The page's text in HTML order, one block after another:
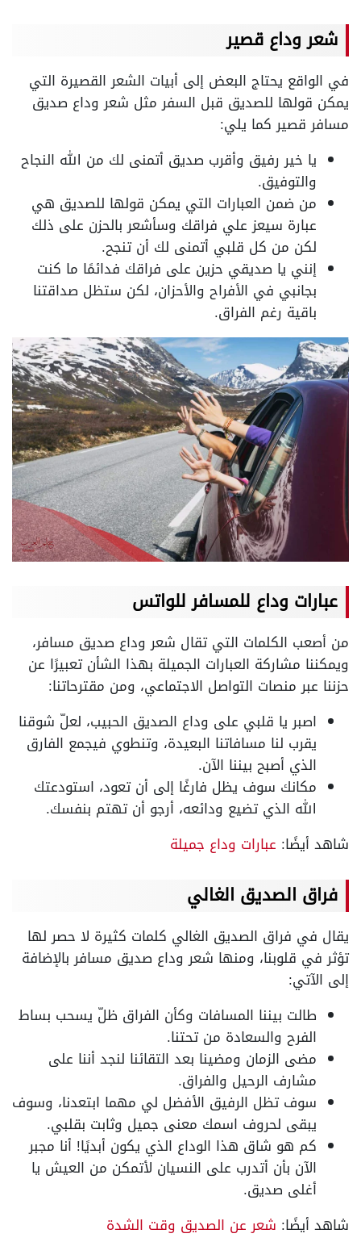
شعر وداع قصير
في الواقع يحتاج البعض إلى أبيات الشعر القصيرة التي
يمكن قولها للصديق قبل السفر مثل شعر وداع صديق
مسافر قصير كما يلي:
يا خير رفيق وأقرب صديق أتمنى لك من الله النجاح
والتوفيق.
من ضمن العبارات التي يمكن قولها للصديق هي
عبارة سيعز علي فراقك وسأشعر بالحزن على ذلك
لكن من كل قلبي أتمنى لك أن تنجح.
إنني يا صديقي حزين على فراقك فدائمًا ما كنت
بجانبي في الأفراح والأحزان، لكن ستظل صداقتنا
باقية رغم الفراق.
عبارات وداع للمسافر للواتس
من أصعب الكلمات التي تقال شعر وداع صديق مسافر،
ويمكننا مشاركة العبارات الجميلة بهذا الشأن تعبيرًا عن
حزننا عبر منصات التواصل الاجتماعي، ومن مقترحاتنا:
اصبر يا قلبي على وداع الصديق الحبيب، لعلّ شوقنا
يقرب لنا مسافاتنا البعيدة، وتنطوي فيجمع الفارق
الذي أصبح بيننا الآن.
مكانك سوف يظل فارغًا إلى أن تعود، استودعتك
الله الذي تضيع ودائعه، أرجو أن تهتم بنفسك.
شاهد أيضًا: عبارات وداع جميلة
فراق الصديق الغالي
يقال في فراق الصديق الغالي كلمات كثيرة لا حصر لها
تؤثر في قلوبنا، ومنها شعر وداع صديق مسافر بالإضافة
إلى الآتي:
طالت بيننا المسافات وكأن الفراق ظلّ يسحب بساط
الفرح والسعادة من تحتنا.
مضى الزمان ومضينا بعد التقائنا لنجد أننا على
مشارف الرحيل والفراق.
سوف تظل الرفيق الأفضل لي مهما ابتعدنا، وسوف
يبقى لحروف اسمك معنى جميل وثابت بقلبي.
كم هو شاق هذا الوداع الذي يكون أبديًا! أنا مجبر
الآن بأن أتدرب على النسيان لأتمكن من العيش يا
أغلى صديق.
شاهد أيضًا: شعر عن الصديق وقت الشدة